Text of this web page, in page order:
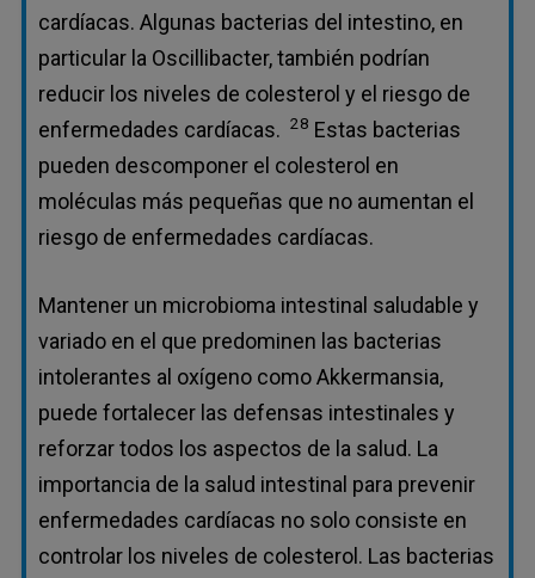
cardíacas. Algunas bacterias del intestino, en
particular la Oscillibacter, también podrían
reducir los niveles de colesterol y el riesgo de
enfermedades cardíacas. 28 Estas bacterias
pueden descomponer el colesterol en
moléculas más pequeñas que no aumentan el
riesgo de enfermedades cardíacas.
Mantener un microbioma intestinal saludable y
variado en el que predominen las bacterias
intolerantes al oxígeno como Akkermansia,
puede fortalecer las defensas intestinales y
reforzar todos los aspectos de la salud. La
importancia de la salud intestinal para prevenir
enfermedades cardíacas no solo consiste en
controlar los niveles de colesterol. Las bacterias